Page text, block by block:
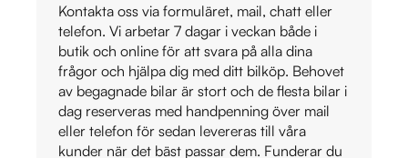
Kontakta oss via formuläret, mail, chatt eller
telefon. Vi arbetar 7 dagar i veckan både i
butik och online för att svara på alla dina
frågor och hjälpa dig med ditt bilköp. Behovet
av begagnade bilar är stort och de flesta bilar i
dag reserveras med handpenning över mail
eller telefon för sedan levereras till våra
kunder när det bäst passar dem. Funderar du